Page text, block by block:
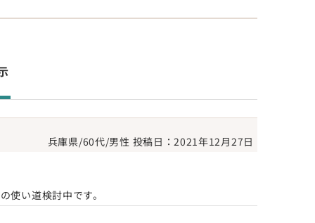
兵庫県/60代/男性 投稿日：2021年12月27日
使い道検討中です。